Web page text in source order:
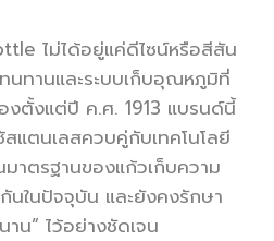
ไม่ได้อยู่แค่ดีไซน์หรือสีสัน
ทานและระบบเก็บอุณหภูมิที่
ตั้งแต่ปี ค.ศ. 1913 แบรนด์นี้
สแตนเลสควบคู่กับเทคโนโลยี
ตรฐานของแก้วเก็บความ
กันในปัจจุบัน และยังคงรักษา
าน” ไว้อย่างชัดเจน